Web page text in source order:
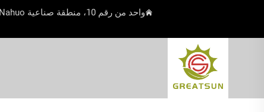
واحد من رقم 10، منطقة صناعية Nahuo، بلدة Beiguan، Yangjiang، Guangdong، الصين